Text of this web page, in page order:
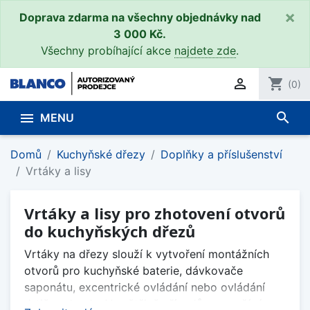
Doprava zdarma na všechny objednávky nad
3 000 Kč.
Všechny probíhající akce najdete zde.
×
 shopping_cart (0)
 MENU search
Domů Kuchyňské dřezy
Doplňky a příslušenství
Vrtáky a lisy
Vrtáky a lisy pro zhotovení otvorů
do kuchyňských dřezů
Vrtáky na dřezy slouží k vytvoření montážních
otvorů pro kuchyňské baterie, dávkovače
saponátu, excentrické ovládání nebo ovládání